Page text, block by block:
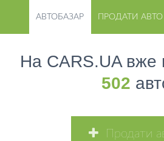
АВТОБАЗАР ПРОДАТИ АВТО
На CARS.UA вже
502
Продати